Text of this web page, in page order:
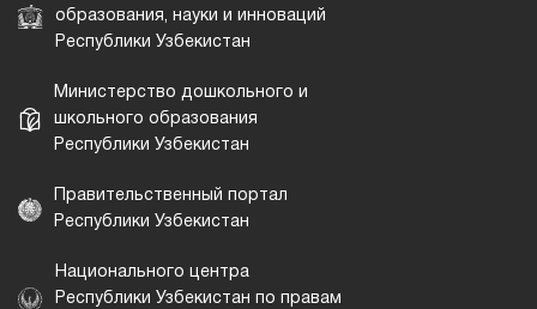
образования, науки и инноваций
Республики Узбекистан
Министерство дошкольного и
школьного образования
Республики Узбекистан
Правительственный портал
Республики Узбекистан
Национального центра
Республики Узбекистан по правам